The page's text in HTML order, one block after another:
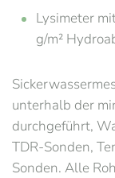
Lysimeter
g/m²
unterhalb der
durchgeführt,
TDR-Sonden,
Sonden. Alle